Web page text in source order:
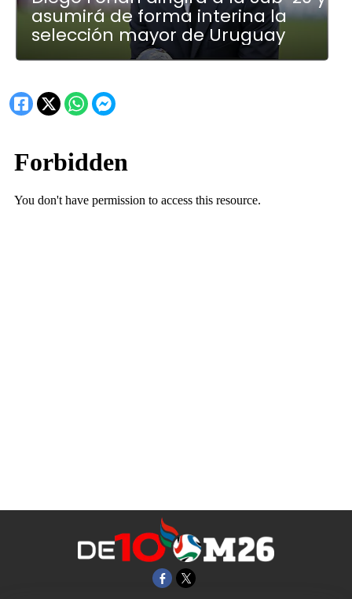
asumirá de forma interina la
selección mayor de Uruguay